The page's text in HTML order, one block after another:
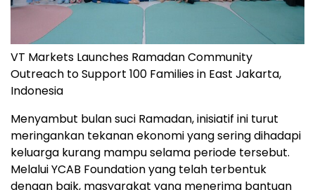
VT Markets Launches Ramadan Community
Outreach to Support 100 Families in East Jakarta,
Indonesia
Menyambut bulan suci Ramadan, inisiatif ini turut
meringankan tekanan ekonomi yang sering dihadapi
keluarga kurang mampu selama periode tersebut.
Melalui YCAB Foundation yang telah terbentuk
dengan baik, masyarakat yang menerima bantuan